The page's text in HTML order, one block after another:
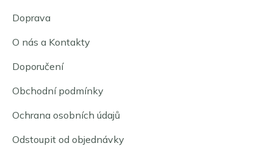
Doprava
O nás a Kontakty
Doporučení
Obchodní podmínky
Ochrana osobních údajů
Odstoupit od objednávky